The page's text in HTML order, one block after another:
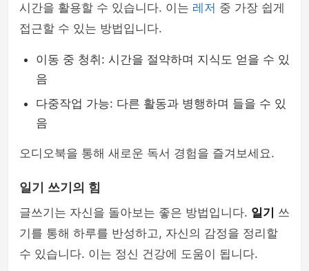
시간을 활용할 수 있습니다. 이는 레저 중 가장 쉽게
접근할 수 있는 방법입니다.
이동 중 청취: 시간을 절약하며 지식도 얻을 수 있
음
다중작업 가능: 다른 활동과 병행하며 들을 수 있
음
오디오북을 통해 새로운 독서 경험을 즐겨보세요.
일기 쓰기의 힘
글쓰기는 자신을 돌아보는 좋은 방법입니다. 일기
쓰
기를 통해 하루를 반성하고, 자신의 감정을 정리할
수 있습니다. 이는 정신 건강에 도움이 됩니다.